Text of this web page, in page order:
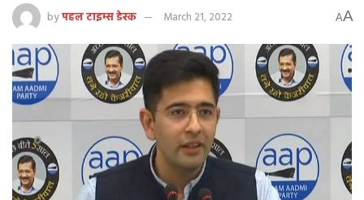
byपहल टाइम्स डेस्क March 21, 2022 AA